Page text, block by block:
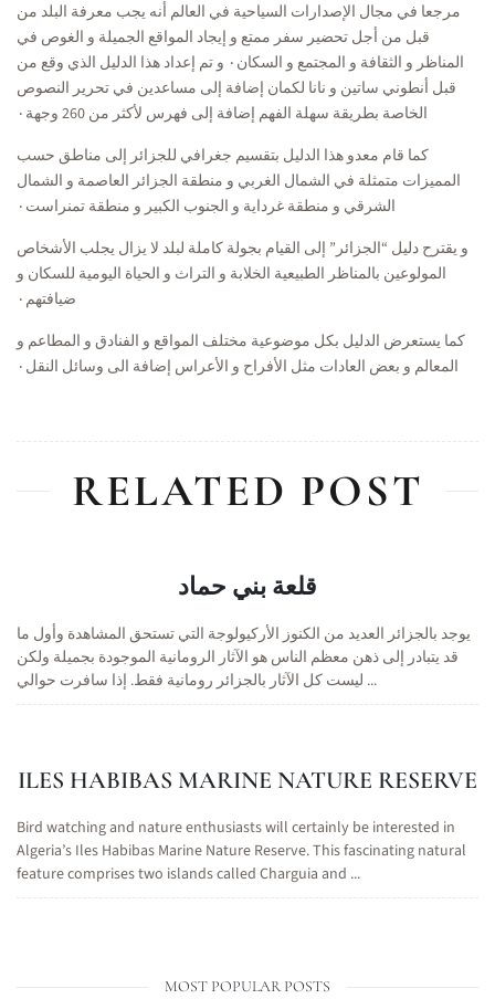
مرجعا في مجال الإصدارات السياحية في العالم أنه يجب معرفة البلد من
قبل من أجل تحضير سفر ممتع و إيجاد المواقع الجميلة و الغوص في
المناظر و الثقافة و المجتمع و السكان٠
و تم إعداد هذا الدليل الذي وقع من
قبل أنطوني ساتين و نانا لكمان إضافة إلى مساعدين في تحرير النصوص
الخاصة بطريقة سهلة الفهم إضافة إلى فهرس لأكثر من 260 وجهة٠
كما قام معدو هذا الدليل بتقسيم جغرافي للجزائر إلى مناطق حسب
المميزات متمثلة في الشمال الغربي و منطقة الجزائر العاصمة و الشمال
الشرقي و منطقة غرداية و الجنوب الكبير و منطقة تمنراست٠
و يقترح دليل “الجزائر” إلى القيام بجولة كاملة لبلد لا يزال يجلب الأشخاص
المولوعين بالمناظر الطبيعية الخلابة و التراث و الحياة اليومية للسكان و
ضيافتهم٠
كما يستعرض الدليل بكل موضوعية مختلف المواقع و الفنادق و المطاعم و
المعالم و بعض العادات مثل الأفراح و الأعراس إضافة الى وسائل النقل٠
RELATED POST
قلعة بني حماد
يوجد بالجزائر العديد من الكنوز الأركيولوجة التي تستحق المشاهدة وأول ما
قد يتبادر إلى ذهن معظم الناس هو الآثار الرومانية الموجودة بجميلة ولكن
ليست كل الآثار بالجزائر رومانية فقط. إذا سافرت حوالي ...
ILES HABIBAS MARINE NATURE RESERVE
Bird watching and nature enthusiasts will certainly be interested in
Algeria’s Iles Habibas Marine Nature Reserve. This fascinating natural
feature comprises two islands called Charguia and ...
MOST POPULAR POSTS